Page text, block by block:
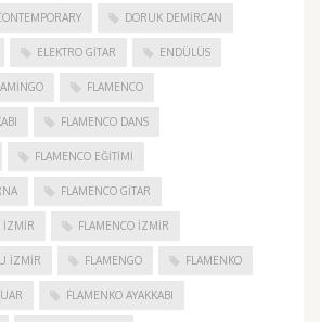
DORUK DEMIRCAN
ELEKTRO GITAR ENDÜLÜS
FLAMENCO
FLAMENCO DANS
FLAMENCO EĞITIMI
FLAMENCO GITAR
İZMIR FLAMENCO IZMIR
İZMIR FLAMENGO FLAMENKO
FLAMENKO AYAKKABI